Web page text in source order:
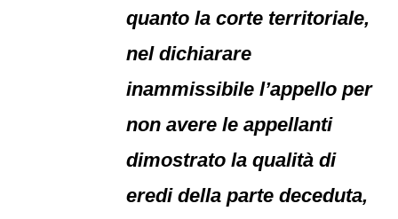
quanto la corte territoriale,
nel dichiarare
inammissibile l’appello per
non avere le appellanti
dimostrato la qualità di
eredi della parte deceduta,